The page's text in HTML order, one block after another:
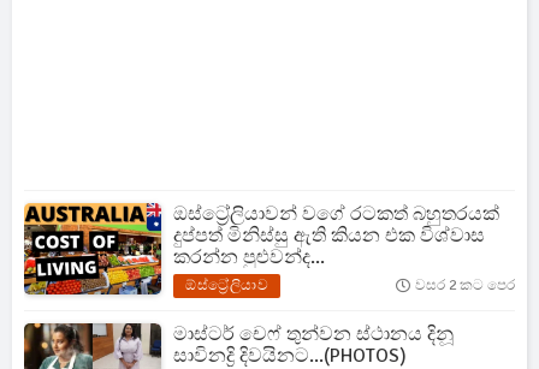
ඔස්ට්‍රේලියාවන් වගේ රටකත් බහුතරයක්
දුප්පත් මිනිස්සු ඇති කියන එක විශ්වාස
කරන්න පුළුවන්ද...
ඕස්ට්‍රේලියාව වසර 2 කට පෙර
මාස්ටර් චෙෆ් තුන්වන ස්ථානය දිනූ
සාවිනද්‍රි දිවයිනට...(PHOTOS)